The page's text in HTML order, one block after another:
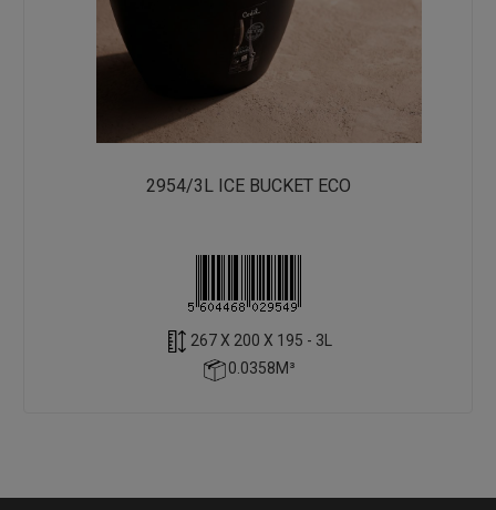
2954/3L ICE BUCKET ECO
267 X 200 X 195 - 3L
0.0358M³